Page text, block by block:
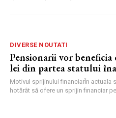
DIVERSE NOUTATI
Pensionarii vor
lei din partea statului
Motivul sprijinului financiarÎn actuala
hotărât să ofere un sprijin financiar